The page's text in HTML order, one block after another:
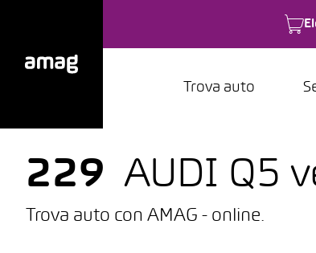
Trova auto
229 AUDI Q5
Trova auto con AMAG - online.